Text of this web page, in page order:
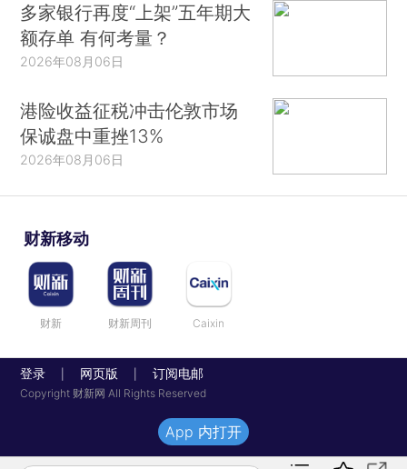
多家银行再度“上架”五年期大
额存单 有何考量？
2026年08月06日
港险收益征税冲击伦敦市场
保诚盘中重挫13%
2026年08月06日
财新移动
财新 财新周刊 Caixin
登录 网页版 订阅电邮
Copyright 财新网 All Rights Reserved
App 内打开